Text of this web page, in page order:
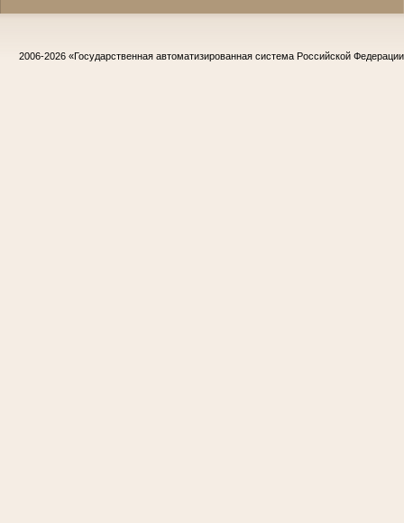
2006-2026 «Государственная автоматизированная система Российской